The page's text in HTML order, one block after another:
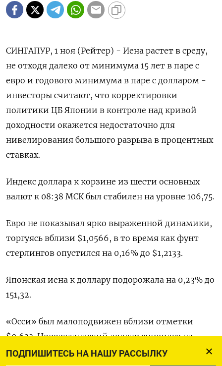
ПОДПИШИТЕСЬ НА НАШУ РАССЫЛКУ
СИНГАПУР, 1 ноя (Рейтер) - Иена растет в среду,
не отходя далеко от минимума 15 лет в паре с
евро и годового минимума в паре с долларом -
инвесторы считают, что корректировки
политики ЦБ Японии в контроле над кривой
доходности окажется недостаточно для
нивелирования большого разрыва в процентных
ставках.
Индекс доллара к корзине из шести основных
валют к 08:38 МСК был стабилен на уровне 106,75​.
Евро не показывал ярко выраженной динамики,
торгуясь вблизи $1,0566​, в то время как фунт
стерлингов опустился на 0,16% до $1,2133​.
Японская иена к доллару подорожала на 0,23%​ до
151,32.
«Осси» был малоподвижен вблизи отметки
$0,633​. Новозеландский доллар снизился на
0,34% до $0,5805​.